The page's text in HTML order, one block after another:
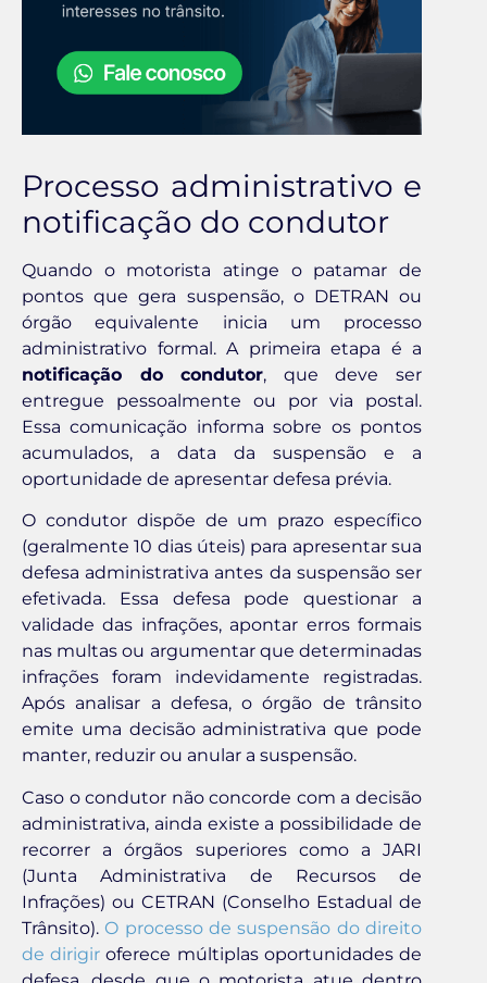
Processo administrativo e
notificação do condutor
Quando o motorista atinge o patamar de
pontos que gera suspensão, o DETRAN ou
órgão equivalente inicia um processo
administrativo formal. A primeira etapa é a
notificação do condutor, que deve ser
entregue pessoalmente ou por via postal.
Essa comunicação informa sobre os pontos
acumulados, a data da suspensão e a
oportunidade de apresentar defesa prévia.
O condutor dispõe de um prazo específico
(geralmente 10 dias úteis) para apresentar sua
defesa administrativa antes da suspensão ser
efetivada. Essa defesa pode questionar a
validade das infrações, apontar erros formais
nas multas ou argumentar que determinadas
infrações foram indevidamente registradas.
Após analisar a defesa, o órgão de trânsito
emite uma decisão administrativa que pode
manter, reduzir ou anular a suspensão.
Caso o condutor não concorde com a decisão
administrativa, ainda existe a possibilidade de
recorrer a órgãos superiores como a JARI
(Junta Administrativa de Recursos de
Infrações) ou CETRAN (Conselho Estadual de
Trânsito).O processo de suspensão do direito
de dirigir oferece múltiplas oportunidades de